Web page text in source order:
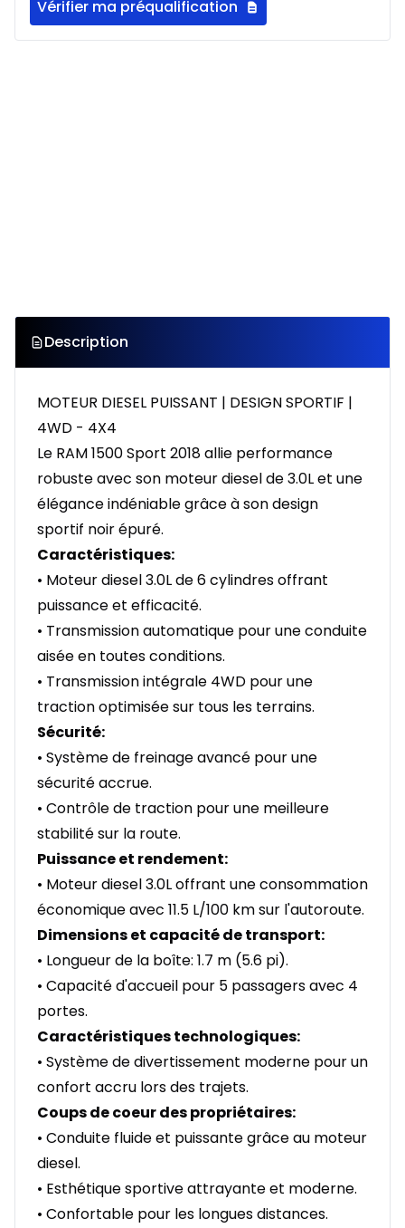
Vérifier ma préqualification
Description
MOTEUR DIESEL PUISSANT | DESIGN SPORTIF |
4WD - 4X4
Le RAM 1500 Sport 2018 allie performance
robuste avec son moteur diesel de 3.0L et une
élégance indéniable grâce à son design
sportif noir épuré.
Caractéristiques:
• Moteur diesel 3.0L de 6 cylindres offrant
puissance et efficacité.
• Transmission automatique pour une conduite
aisée en toutes conditions.
• Transmission intégrale 4WD pour une
traction optimisée sur tous les terrains.
Sécurité:
• Système de freinage avancé pour une
sécurité accrue.
• Contrôle de traction pour une meilleure
stabilité sur la route.
Puissance et rendement:
• Moteur diesel 3.0L offrant une consommation
économique avec 11.5 L/100 km sur l'autoroute.
Dimensions et capacité de transport:
• Longueur de la boîte: 1.7 m (5.6 pi).
• Capacité d'accueil pour 5 passagers avec 4
portes.
Caractéristiques technologiques:
• Système de divertissement moderne pour un
confort accru lors des trajets.
Coups de coeur des propriétaires:
• Conduite fluide et puissante grâce au moteur
diesel.
• Esthétique sportive attrayante et moderne.
• Confortable pour les longues distances.